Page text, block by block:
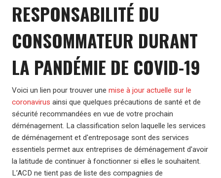
RESPONSABILITÉ DU
CONSOMMATEUR DURANT
LA PANDÉMIE DE COVID-19
Voici un lien pour trouver une mise à jour actuelle sur le
coronavirus ainsi que quelques précautions de santé et de
sécurité recommandées en vue de votre prochain
déménagement. La classification selon laquelle les services
de déménagement et d'entreposage sont des services
essentiels permet aux entreprises de déménagement d'avoir
la latitude de continuer à fonctionner si elles le souhaitent.
L’ACD ne tient pas de liste des compagnies de